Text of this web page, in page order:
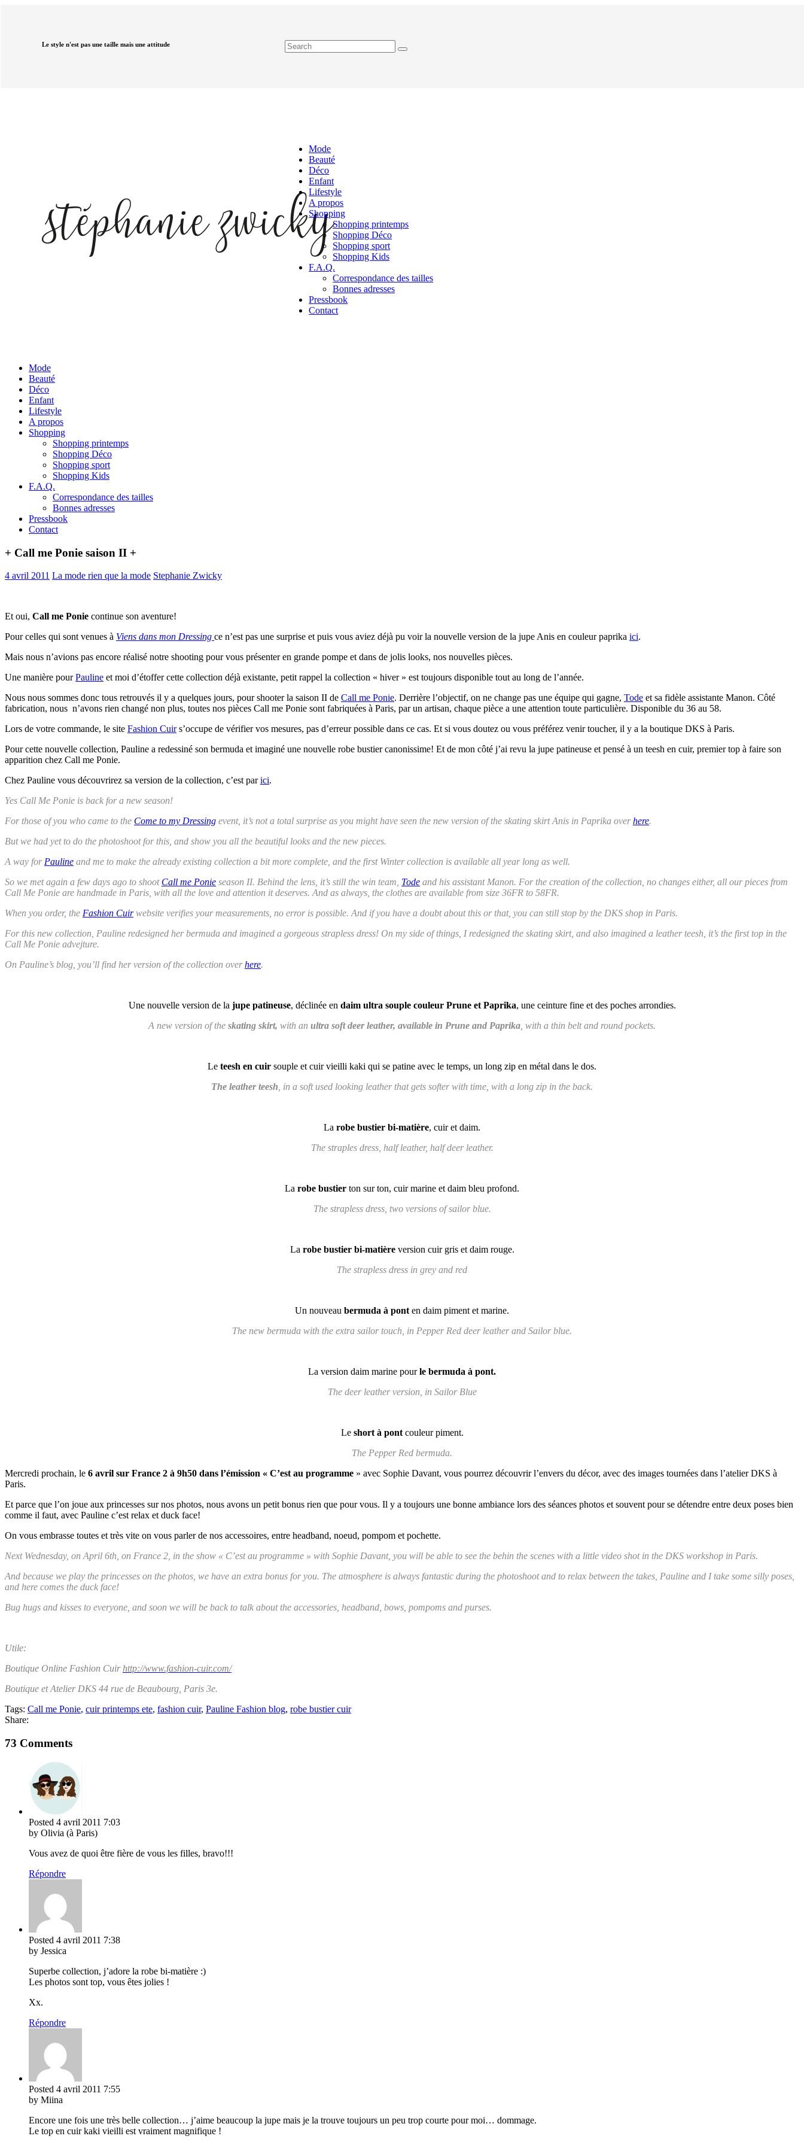
Le style n'est pas une taille mais une attitude
Mode
Beauté
Déco
Enfant
Lifestyle
A propos
Shopping
Shopping printemps
Shopping Déco
Shopping sport
Shopping Kids
F.A.Q.
Correspondance des tailles
Bonnes adresses
Pressbook
Contact
Mode
Beauté
Déco
Enfant
Lifestyle
A propos
Shopping
Shopping printemps
Shopping Déco
Shopping sport
Shopping Kids
F.A.Q.
Correspondance des tailles
Bonnes adresses
Pressbook
Contact
+ Call me Ponie saison II +
4 avril 2011 La mode rien que la mode Stephanie Zwicky
Et oui, Call me Ponie continue son aventure!
Pour celles qui sont venues à Viens dans mon Dressing ce n’est pas une surprise et puis vous aviez déjà pu voir la nouvelle version de la jupe Anis en couleur paprika ici.
Mais nous n’avions pas encore réalisé notre shooting pour vous présenter en grande pompe et dans de jolis looks, nos nouvelles pièces.
Une manière pourPauline et moi d’étoffer cette collection déjà existante, petit rappel la collection « hiver » est toujours disponible tout au long de l’année.
Nous nous sommes donc tous retrouvés il y a quelques jours, pour shooter la saison II de Call me Ponie. Derrière l’objectif, on ne change pas une équipe qui gagne, Tode et sa fidèle assistante Manon. Côté
fabrication, nous n’avons rien changé non plus, toutes nos pièces Call me Ponie sont fabriquées à Paris, par un artisan, chaque pièce a une attention toute particulière. Disponible du 36 au 58.
Lors de votre commande, le site Fashion Cuirs’occupe de vérifier vos mesures, pas d’erreur possible dans ce cas. Et si vous doutez ou vous préférez venir toucher, il y a la boutique DKS à Paris.
Pour cette nouvelle collection, Pauline a redessiné son bermuda et imaginé une nouvelle robe bustier canonissime! Et de mon côté j’ai revu la jupe patineuse et pensé à un teesh en cuir, premier top à faire son
apparition chez Call me Ponie.
Chez Pauline vous découvrirez sa version de la collection, c’est parici.
Yes Call Me Ponie is back for a new season!
For those of you who came to the Come to my Dressing event, it’s not a total surprise as you might have seen the new version of the skating skirt Anis in Paprika over here.
But we had yet to do the photoshoot for this, and show you all the beautiful looks and the new pieces.
A way for Pauline and me to make the already existing collection a bit more complete, and the first Winter collection is available all year long as well.
So we met again a few days ago to shoot Call me Ponie season II. Behind the lens, it’s still the win team, Tode and his assistant Manon. For the creation of the collection, no changes either, all our pieces from
Call Me Ponie are handmade in Paris, with all the love and attention it deserves. And as always, the clothes are available from size 36FR to 58FR.
When you order, the Fashion Cuirwebsite verifies your measurements, no error is possible. And if you have a doubt about this or that, you can still stop by the DKS shop in Paris.
For this new collection, Pauline redesigned her bermuda and imagined a gorgeous strapless dress! On my side of things, I redesigned the skating skirt, and also imagined a leather teesh, it’s the first top in the
Call Me Ponie advejture.
On Pauline’s blog, you’ll find her version of the collection over here.
Une nouvelle version de la jupe patineuse, déclinée en daim ultra souple couleur Prune et Paprika, une ceinture fine et des poches arrondies.
A new version of the skating skirt, with an ultra soft deer leather, available in Prune and Paprika , with a thin belt and round pockets.
Le teesh en cuir souple et cuir vieilli kaki qui se patine avec le temps, un long zip en métal dans le dos.
The leather teesh , in a soft used looking leather that gets softer with time, with a long zip in the back.
La robe bustier bi-matière, cuir et daim.
The straples dress, half leather, half deer leather.
La robe bustier ton sur ton, cuir marine et daim bleu profond.
The strapless dress, two versions of sailor blue.
La robe bustier bi-matièreversion cuir gris et daim rouge.
The strapless dress in grey and red
Un nouveau bermuda à pont en daim piment et marine.
The new bermuda with the extra sailor touch, in Pepper Red deer leather and Sailor blue.
La version daim marine pourle bermuda à pont.
The deer leather version, in Sailor Blue
Le short à pontcouleur piment.
The Pepper Red bermuda.
Mercredi prochain, le 6 avril sur France 2 à 9h50 dans l’émission « C’est au programme » avec Sophie Davant, vous pourrez découvrir l’envers du décor, avec des images tournées dans l’atelier DKS à
Paris.
Et parce que l’on joue aux princesses sur nos photos, nous avons un petit bonus rien que pour vous. Il y a toujours une bonne ambiance lors des séances photos et souvent pour se détendre entre deux poses bien
comme il faut, avec Pauline c’est relax et duck face!
On vous embrasse toutes et très vite on vous parler de nos accessoires, entre headband, noeud, pompom et pochette.
Next Wednesday, on April 6th, on France 2, in the show « C’est au programme » with Sophie Davant, you will be able to see the behin the scenes with a little video shot in the DKS workshop in Paris.
And because we play the princesses on the photos, we have an extra bonus for you. The atmosphere is always fantastic during the photoshoot and to relax between the takes, Pauline and I take some silly poses,
and here comes the duck face!
Bug hugs and kisses to everyone, and soon we will be back to talk about the accessories, headband, bows, pompoms and purses.
Utile:
Boutique Online Fashion Cuir http://www.fashion-cuir.com/
Boutique et Atelier DKS 44 rue de Beaubourg, Paris 3e.
Tags: Call me Ponie, cuir printemps ete, fashion cuir, Pauline Fashion blog, robe bustier cuir
Share:
73 Comments
Posted 4 avril 2011 7:03
by Olivia (à Paris)
Vous avez de quoi être fière de vous les filles, bravo!!!
Répondre
Posted 4 avril 2011 7:38
by Jessica
Superbe collection, j’adore la robe bi-matière :)
Les photos sont top, vous êtes jolies !
Xx.
Répondre
Posted 4 avril 2011 7:55
by Miina
Encore une fois une très belle collection… j’aime beaucoup la jupe mais je la trouve toujours un peu trop courte pour moi… dommage.
Le top en cuir kaki vieilli est vraiment magnifique !